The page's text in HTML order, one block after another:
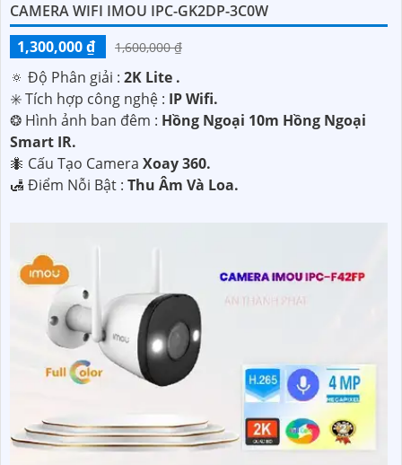
CAMERA WIFI IMOU IPC-GK2DP-3C0W
1,300,000 ₫
1,600,000 ₫
🔅 Độ Phân giải : 2K Lite .
✳️ Tích hợp công nghệ : IP Wifi.
❂ Hình ảnh ban đêm : Hồng Ngoại 10m Hồng Ngoại
Smart IR.
🐜 Cấu Tạo Camera Xoay 360.
️🛃 Điểm Nỗi Bật : Thu Âm Và Loa.